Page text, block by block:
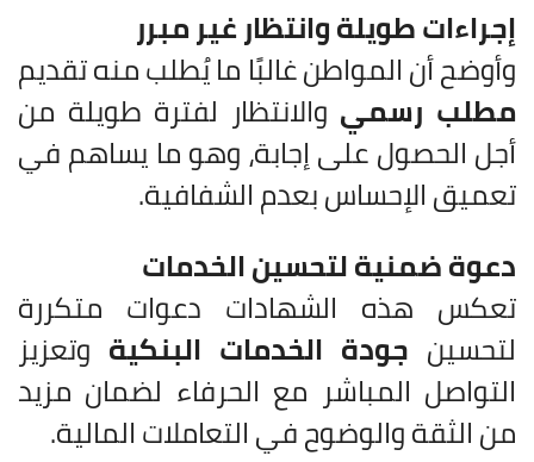
إجراءات طويلة وانتظار غير مبرر
وأوضح أن المواطن غالبًا ما يُطلب منه تقديم
مطلب رسمي والانتظار لفترة طويلة من
أجل الحصول على إجابة، وهو ما يساهم في
تعميق الإحساس بعدم الشفافية.
دعوة ضمنية لتحسين الخدمات
تعكس هذه الشهادات دعوات متكررة
لتحسين جودة الخدمات البنكية وتعزيز
التواصل المباشر مع الحرفاء لضمان مزيد
من الثقة والوضوح في التعاملات المالية.